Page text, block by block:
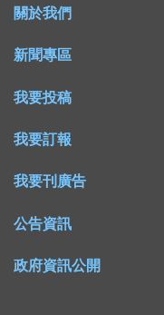
關於我們
新聞專區
我要投稿
我要訂報
我要刊廣告
公告資訊
政府資訊公開